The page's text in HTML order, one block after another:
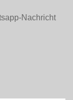
Nachricht